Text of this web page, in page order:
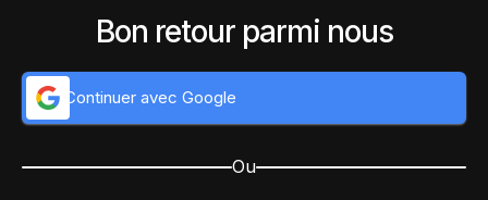
Bon retour parmi nous
Continuer avec Google
Ou